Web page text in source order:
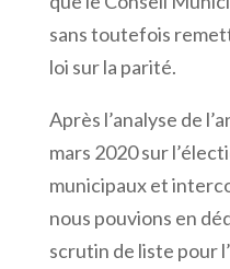
sans toutefois
loi sur la parité.
Après l’analyse de
mars 2020 sur
municipaux et
nous pouvions en
scrutin de liste pour